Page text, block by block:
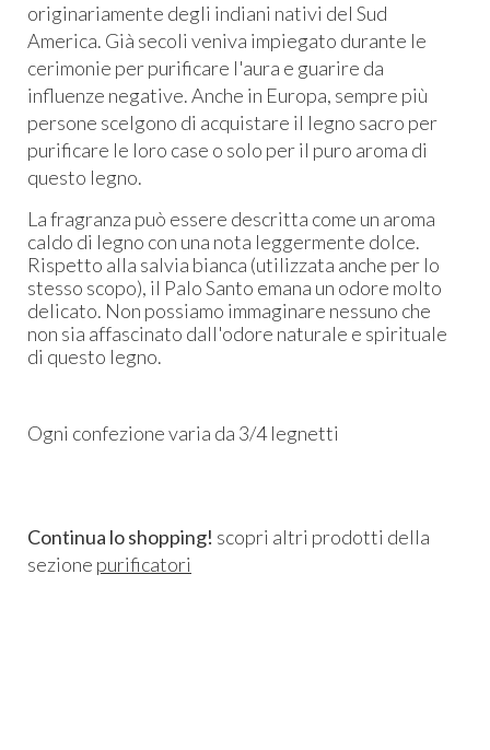
originariamente degli indiani nativi del Sud
America. Già secoli veniva impiegato durante le
cerimonie per purificare l'aura e guarire da
influenze negative. Anche in Europa, sempre più
persone scelgono di acquistare il legno sacro per
purificare le loro case o solo per il puro aroma di
questo legno.
La fragranza può essere descritta come un aroma
caldo di legno con una nota leggermente dolce.
Rispetto alla salvia bianca (utilizzata anche per lo
stesso scopo), il Palo Santo emana un odore molto
delicato. Non possiamo immaginare nessuno che
non sia affascinato dall'odore naturale e spirituale
di questo legno.
Ogni confezione varia da 3/4 legnetti
Continua lo shopping! scopri altri prodotti della
sezione purificatori